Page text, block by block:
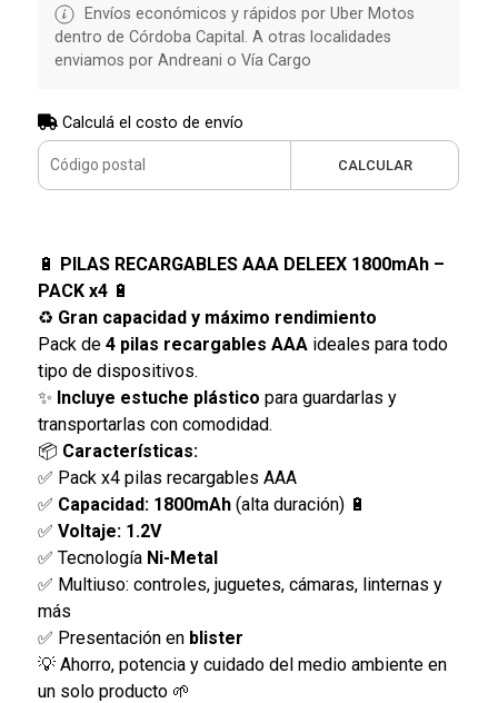
Envíos económicos y rápidos por Uber Motos
dentro de Córdoba Capital. A otras localidades
enviamos por Andreani o Vía Cargo
Calculá el costo de envío
CALCULAR
🔋 PILAS RECARGABLES AAA DELEEX 1800mAh –
PACK x4🔋
♻️ Gran capacidad y máximo rendimiento
Pack de 4 pilas recargables AAAideales para todo
tipo de dispositivos.
✨ Incluye estuche plástico para guardarlas y
transportarlas con comodidad.
📦 Características:
✅ Pack x4 pilas recargables AAA
✅ Capacidad: 1800mAh(alta duración) 🔋
✅ Voltaje: 1.2V
✅ Tecnología Ni-Metal
✅ Multiuso: controles, juguetes, cámaras, linternas y
más
✅ Presentación en blister
💡 Ahorro, potencia y cuidado del medio ambiente en
un solo producto 🌱